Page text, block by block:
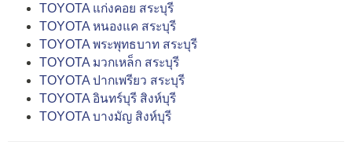
TOYOTA แก่งคอย สระบุรี
TOYOTA หนองแค สระบุรี
TOYOTA พระพุทธบาท สระบุรี
TOYOTA มวกเหล็ก สระบุรี
TOYOTA ปากเพรียว สระบุรี
TOYOTA อินทร์บุรี สิงห์บุรี
TOYOTA บางมัญ สิงห์บุรี